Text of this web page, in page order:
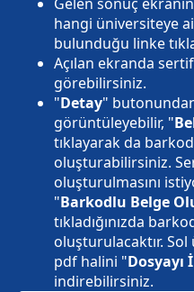
hangi üniversiteye
bulunduğu linke
Açılan ekranda
görebilirsiniz.
"Detay"
görüntüleyebilir, "
tıklayarak da
oluşturabilirsiniz.
oluşturulmasını
"Barkodlu Belge
tıkladığınızda
oluşturulacaktır. Sol
pdf halini "Dosyayı
indirebilirsiniz.